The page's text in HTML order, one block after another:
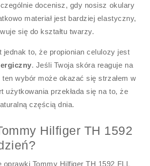
docenisz, gdy nosisz okulary
materiał jest bardziej elastyczny,
się do kształtu twarzy.
jednak to, że propionian celulozy jest
. Jeśli Twoja skóra reaguje na
ten wybór może okazać się strzałem w
użytkowania przekłada się na to, że
częścią dnia.
Hilfiger TH 1592
oprawki Tommy Hilfiger TH 1592 FLL